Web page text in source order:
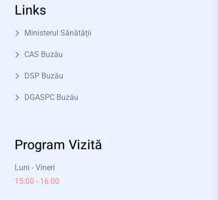
Links
Ministerul Sănătății
CAS Buzău
DSP Buzău
DGASPC Buzău
Program Vizită
Luni - Vineri
15:00 - 16:00